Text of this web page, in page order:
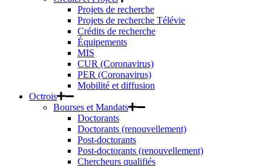
Projets de recherche
Projets de recherche Télévie
Crédits de recherche
Équipements
MIS
CUR (Coronavirus)
PER (Coronavirus)
Mobilité et diffusion
Octrois
Bourses et Mandats
Doctorants
Doctorants (renouvellement)
Post-doctorants
Post-doctorants (renouvellement)
Chercheurs qualifiés